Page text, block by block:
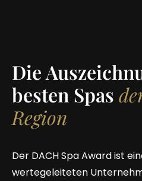
Die
besten Spas
Region
Der DACH Spa Award ist
wertegeleiteten